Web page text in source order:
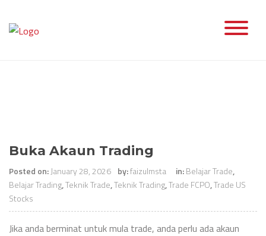
content
Buka Akaun Trading
Posted on: January 28, 2026 by:faizulmsta in:Belajar Trade,
Belajar Trading,Teknik Trade,Teknik Trading,Trade FCPO,Trade US
Stocks
Jika anda berminat untuk mula trade, anda perlu ada akaun